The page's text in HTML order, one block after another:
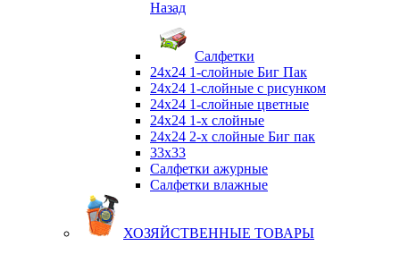
Назад
Салфетки
24х24 1-слойные Биг Пак
24х24 1-слойные с рисунком
24х24 1-слойные цветные
24х24 1-х слойные
24х24 2-х слойные Биг пак
33х33
Салфетки ажурные
Салфетки влажные
ХОЗЯЙСТВЕННЫЕ ТОВАРЫ